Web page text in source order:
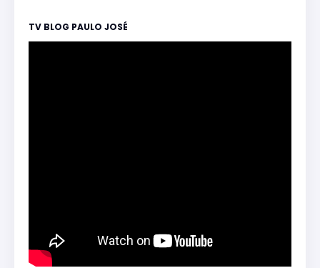
TV BLOG PAULO JOSÉ